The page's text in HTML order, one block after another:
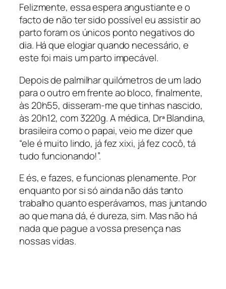
Felizmente, essa espera angustiante e o
facto de não ter sido possível eu assistir ao
parto foram os únicos ponto negativos do
dia. Há que elogiar quando necessário, e
este foi mais um parto impecável.
Depois de palmilhar quilómetros de um lado
para o outro em frente ao bloco, finalmente,
às 20h55, disseram-me que tinhas nascido,
às 20h12, com 3220g. A médica, Drª Blandina,
brasileira como o papai, veio me dizer que
“ele é muito lindo, já fez xixi, já fez cocô, tá
tudo funcionando!”.
E és, e fazes, e funcionas plenamente. Por
enquanto por si só ainda não dás tanto
trabalho quanto esperávamos, mas juntando
ao que mana dá, é dureza, sim. Mas não há
nada que pague a vossa presença nas
nossas vidas.